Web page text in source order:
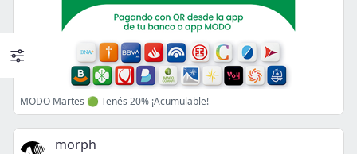
MODO Martes 🟢 Tenés 20% ¡Acumulable!
morph